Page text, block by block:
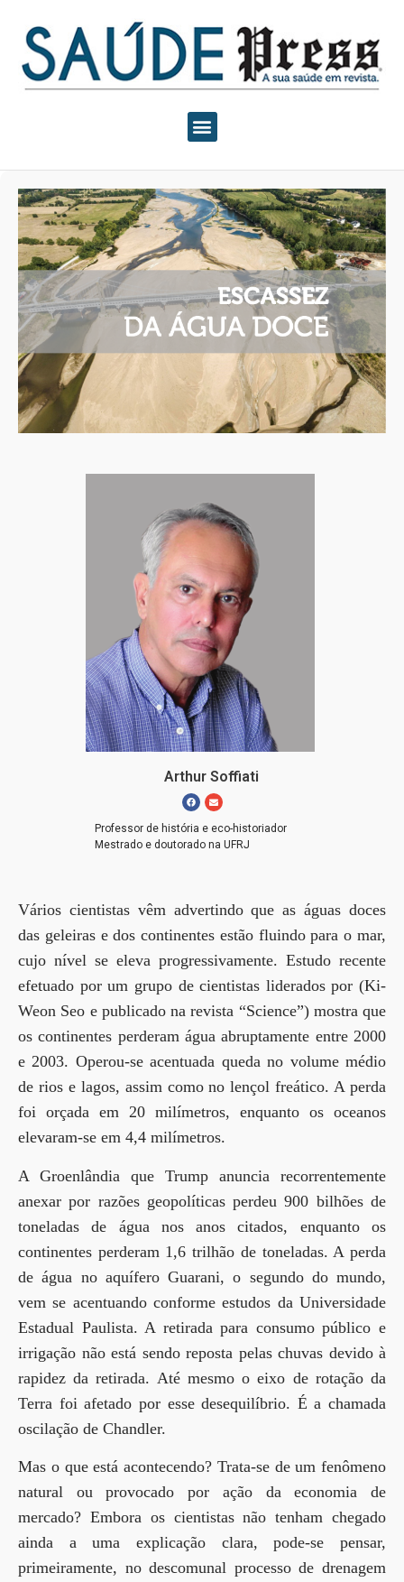
Arthur Soffiati
Professor de história e eco-historiador
Mestrado e doutorado na UFRJ
Vários cientistas vêm advertindo que as águas doces
das geleiras e dos continentes estão fluindo para o mar,
cujo nível se eleva progressivamente. Estudo recente
efetuado por um grupo de cientistas liderados por (Ki-
Weon Seo e publicado na revista “Science”) mostra que
os continentes perderam água abruptamente entre 2000
e 2003. Operou-se acentuada queda no volume médio
de rios e lagos, assim como no lençol freático. A perda
foi orçada em 20 milímetros, enquanto os oceanos
elevaram-se em 4,4 milímetros.
A Groenlândia que Trump anuncia recorrentemente
anexar por razões geopolíticas perdeu 900 bilhões de
toneladas de água nos anos citados, enquanto os
continentes perderam 1,6 trilhão de toneladas. A perda
de água no aquífero Guarani, o segundo do mundo,
vem se acentuando conforme estudos da Universidade
Estadual Paulista. A retirada para consumo público e
irrigação não está sendo reposta pelas chuvas devido à
rapidez da retirada. Até mesmo o eixo de rotação da
Terra foi afetado por esse desequilíbrio. É a chamada
oscilação de Chandler.
Mas o que está acontecendo? Trata-se de um fenômeno
natural ou provocado por ação da economia de
mercado? Embora os cientistas não tenham chegado
ainda a uma explicação clara, pode-se pensar,
primeiramente, no descomunal processo de drenagem